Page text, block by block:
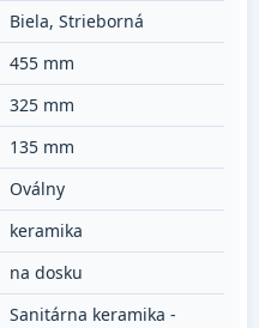
Biela, Strieborná
455 mm
325 mm
135 mm
Oválny
keramika
na dosku
Sanitárna keramika -